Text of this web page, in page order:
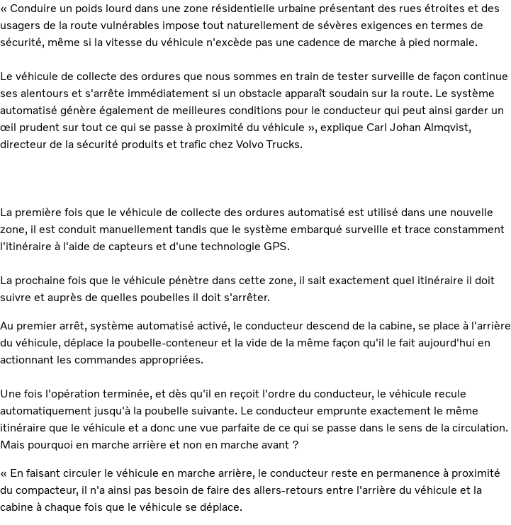
« Conduire un poids lourd dans une zone résidentielle urbaine présentant des rues étroites et des
usagers de la route vulnérables impose tout naturellement de sévères exigences en termes de
sécurité, même si la vitesse du véhicule n'excède pas une cadence de marche à pied normale.
Le véhicule de collecte des ordures que nous sommes en train de tester surveille de façon continue
ses alentours et s'arrête immédiatement si un obstacle apparaît soudain sur la route. Le système
automatisé génère également de meilleures conditions pour le conducteur qui peut ainsi garder un
œil prudent sur tout ce qui se passe à proximité du véhicule », explique Carl Johan Almqvist,
directeur de la sécurité produits et trafic chez Volvo Trucks.
La première fois que le véhicule de collecte des ordures automatisé est utilisé dans une nouvelle
zone, il est conduit manuellement tandis que le système embarqué surveille et trace constamment
l'itinéraire à l'aide de capteurs et d'une technologie GPS.
La prochaine fois que le véhicule pénètre dans cette zone, il sait exactement quel itinéraire il doit
suivre et auprès de quelles poubelles il doit s'arrêter.
Au premier arrêt, système automatisé activé, le conducteur descend de la cabine, se place à l'arrière
du véhicule, déplace la poubelle-conteneur et la vide de la même façon qu'il le fait aujourd'hui en
actionnant les commandes appropriées.
Une fois l'opération terminée, et dès qu'il en reçoit l'ordre du conducteur, le véhicule recule
automatiquement jusqu'à la poubelle suivante. Le conducteur emprunte exactement le même
itinéraire que le véhicule et a donc une vue parfaite de ce qui se passe dans le sens de la circulation.
Mais pourquoi en marche arrière et non en marche avant ?
« En faisant circuler le véhicule en marche arrière, le conducteur reste en permanence à proximité
du compacteur, il n'a ainsi pas besoin de faire des allers-retours entre l'arrière du véhicule et la
cabine à chaque fois que le véhicule se déplace.